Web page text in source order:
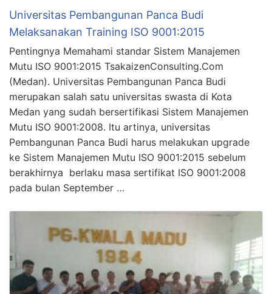
Universitas Pembangunan Panca Budi
Melaksanakan Training ISO 9001:2015
Pentingnya Memahami standar Sistem Manajemen
Mutu ISO 9001:2015 TsakaizenConsulting.Com
(Medan). Universitas Pembangunan Panca Budi
merupakan salah satu universitas swasta di Kota
Medan yang sudah bersertifikasi Sistem Manajemen
Mutu ISO 9001:2008. Itu artinya, universitas
Pembangunan Panca Budi harus melakukan upgrade
ke Sistem Manajemen Mutu ISO 9001:2015 sebelum
berakhirnya berlaku masa sertifikat ISO 9001:2008
pada bulan September …